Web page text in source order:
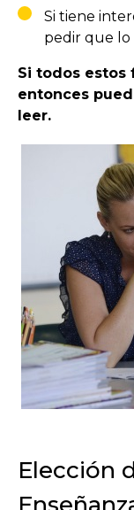
Si tiene
pedir que lo
Si todos estos
entonces
leer.
Elección